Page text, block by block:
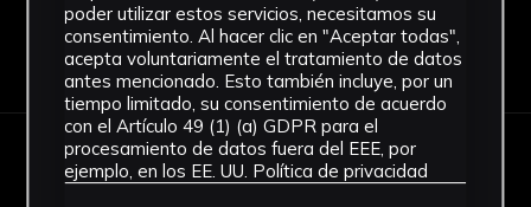
Descargar Ficha
IMÁGENES
poder utilizar estos servicios, necesitamos su
consentimiento. Al hacer clic en "Aceptar todas",
acepta voluntariamente el tratamiento de datos
antes mencionado. Esto también incluye, por un
tiempo limitado, su consentimiento de acuerdo
con el Artículo 49 (1) (a) GDPR para el
procesamiento de datos fuera del EEE, por
ejemplo, en los EE. UU. Política de privacidad